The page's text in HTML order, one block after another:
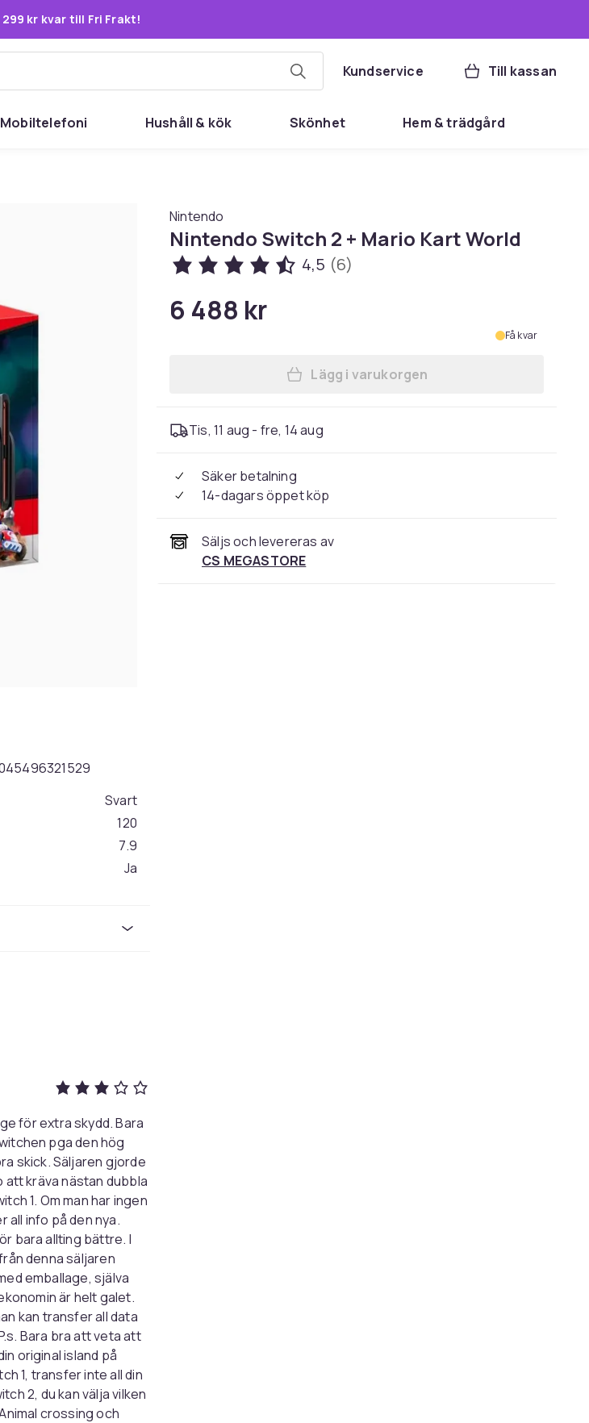
299 kr kvar till Fri Frakt!
Kundservice Till kassan
Mobiltelefoni Hushåll & kök Skönhet Hem & trädgård
Svart
120
7.9
Ja
för extra skydd. Bara
pga den hög
skick. Säljaren gjorde
kräva nästan dubbla
1. Om man har ingen
all info på den nya.
bara allting bättre. I
denna säljaren
emballage, själva
är helt galet.
kan transfer all data
Bara bra att veta att
original island på
1, transfer inte all din
2, du kan välja vilken
crossing och
Nintendo
Nintendo Switch 2 + Mario Kart World
4,5 (6)
6 488 kr
Få kvar
Lägg till Nintendo Switch 2 + Mario
Lägg i varukorgen
Tis, 11 aug - fre, 14 aug
Säker betalning
14-dagars öppet köp
Säljs och levereras av
CS MEGASTORE